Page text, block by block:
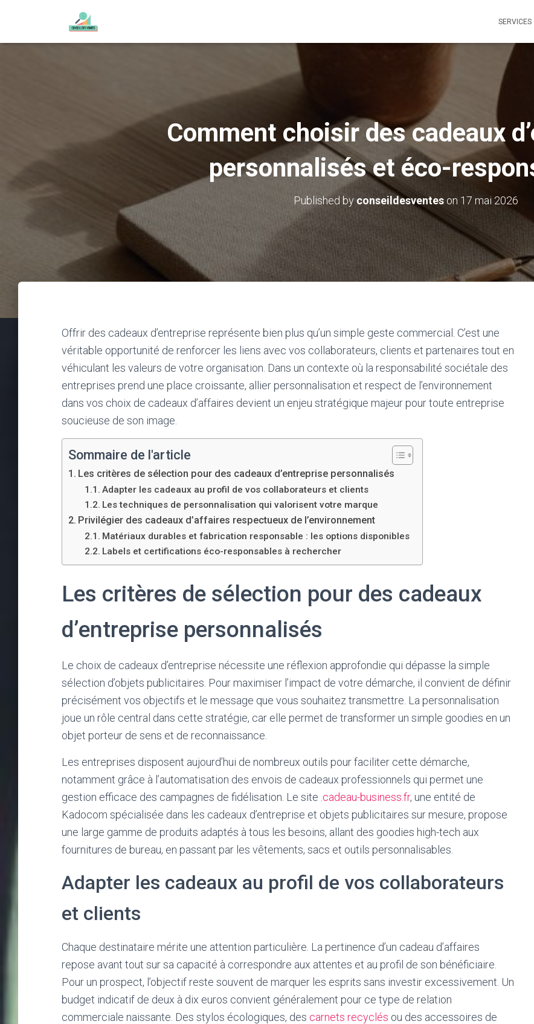
SERVICES
Comment choisir des cadeaux
personnalisés et éco-
Published by conseildesventeson 17 mai 2026
Offrir des cadeaux d’entreprise représente bien plus qu’un simple geste commercial. C’est une
véritable opportunité de renforcer les liens avec vos collaborateurs, clients et partenaires tout en
véhiculant les valeurs de votre organisation. Dans un contexte où la responsabilité sociétale des
entreprises prend une place croissante, allier personnalisation et respect de l’environnement
dans vos choix de cadeaux d’affaires devient un enjeu stratégique majeur pour toute entreprise
soucieuse de son image.
Sommaire de l'article
Les critères de sélection pour des cadeaux d’entreprise personnalisés
Adapter les cadeaux au profil de vos collaborateurs et clients
Les techniques de personnalisation qui valorisent votre marque
Privilégier des cadeaux d’affaires respectueux de l’environnement
Matériaux durables et fabrication responsable : les options disponibles
Labels et certifications éco-responsables à rechercher
Les critères de sélection pour des cadeaux
d’entreprise personnalisés
Le choix de cadeaux d’entreprise nécessite une réflexion approfondie qui dépasse la simple
sélection d’objets publicitaires. Pour maximiser l’impact de votre démarche, il convient de définir
précisément vos objectifs et le message que vous souhaitez transmettre. La personnalisation
joue un rôle central dans cette stratégie, car elle permet de transformer un simple goodies en un
objet porteur de sens et de reconnaissance.
Les entreprises disposent aujourd’hui de nombreux outils pour faciliter cette démarche,
notamment grâce à l’automatisation des envois de cadeaux professionnels qui permet une
gestion efficace des campagnes de fidélisation. Le site .cadeau-business.fr, une entité de
Kadocom spécialisée dans les cadeaux d’entreprise et objets publicitaires sur mesure, propose
une large gamme de produits adaptés à tous les besoins, allant des goodies high-tech aux
fournitures de bureau, en passant par les vêtements, sacs et outils personnalisables.
Adapter les cadeaux au profil de vos collaborateurs
et clients
Chaque destinataire mérite une attention particulière. La pertinence d’un cadeau d’affaires
repose avant tout sur sa capacité à correspondre aux attentes et au profil de son bénéficiaire.
Pour un prospect, l’objectif reste souvent de marquer les esprits sans investir excessivement. Un
budget indicatif de deux à dix euros convient généralement pour ce type de relation
commerciale naissante. Des stylos écologiques, des carnets recyclés ou des accessoires de